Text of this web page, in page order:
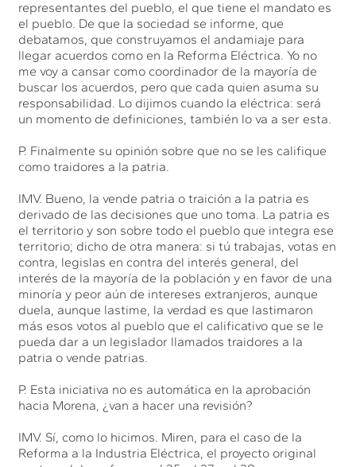
representantes del pueblo, el que tiene el mandato es
el pueblo. De que la sociedad se informe, que
debatamos, que construyamos el andamiaje para
llegar acuerdos como en la Reforma Eléctrica. Yo no
me voy a cansar como coordinador de la mayoría de
buscar los acuerdos, pero que cada quien asuma su
responsabilidad. Lo dijimos cuando la eléctrica: será
un momento de definiciones, también lo va a ser esta.
P. Finalmente su opinión sobre que no se les califique
como traidores a la patria.
IMV. Bueno, la vende patria o traición a la patria es
derivado de las decisiones que uno toma. La patria es
el territorio y son sobre todo el pueblo que integra ese
territorio; dicho de otra manera: si tú trabajas, votas en
contra, legislas en contra del interés general, del
interés de la mayoría de la población y en favor de una
minoría y peor aún de intereses extranjeros, aunque
duela, aunque lastime, la verdad es que lastimaron
más esos votos al pueblo que el calificativo que se le
pueda dar a un legislador llamados traidores a la
patria o vende patrias.
P. Esta iniciativa no es automática en la aprobación
hacia Morena, ¿van a hacer una revisión?
IMV. Sí, como lo hicimos. Miren, para el caso de la
Reforma a la Industria Eléctrica, el proyecto original